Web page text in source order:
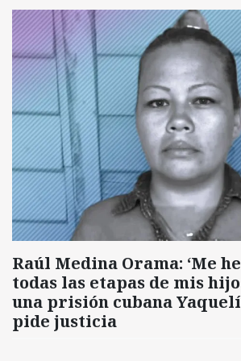
Raúl Medina Orama: ‘Me
todas las etapas de mis
una prisión cubana
pide justicia